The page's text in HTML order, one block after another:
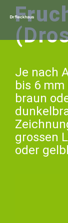
Je nach
bis 6
braun
grossen
oder